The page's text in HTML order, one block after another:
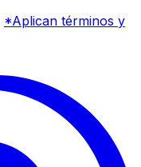
*Aplican términos y